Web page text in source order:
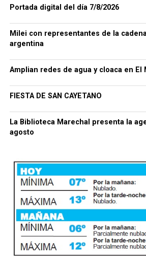
Portada digital del día 7/8/2026
Milei con representantes de la
argentina
Amplian redes de agua y cloaca en El
FIESTA DE SAN CAYETANO
La Biblioteca Marechal presenta la
agosto